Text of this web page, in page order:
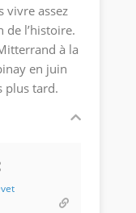
vivre assez
l’histoire.
à la
en juin
plus tard.